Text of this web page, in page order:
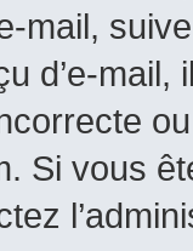
mail,
d’e-
Si vous